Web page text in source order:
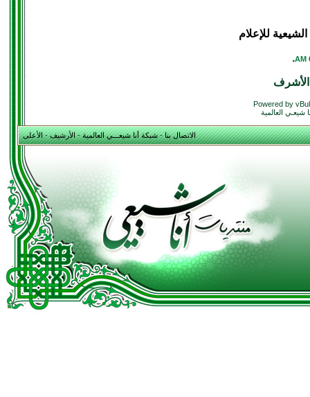
للإعلام
.
Powered by
العالمية
الاتصال بنا-شبكة أنا شيعـــي العالمية-الأرشيف-الأعلى